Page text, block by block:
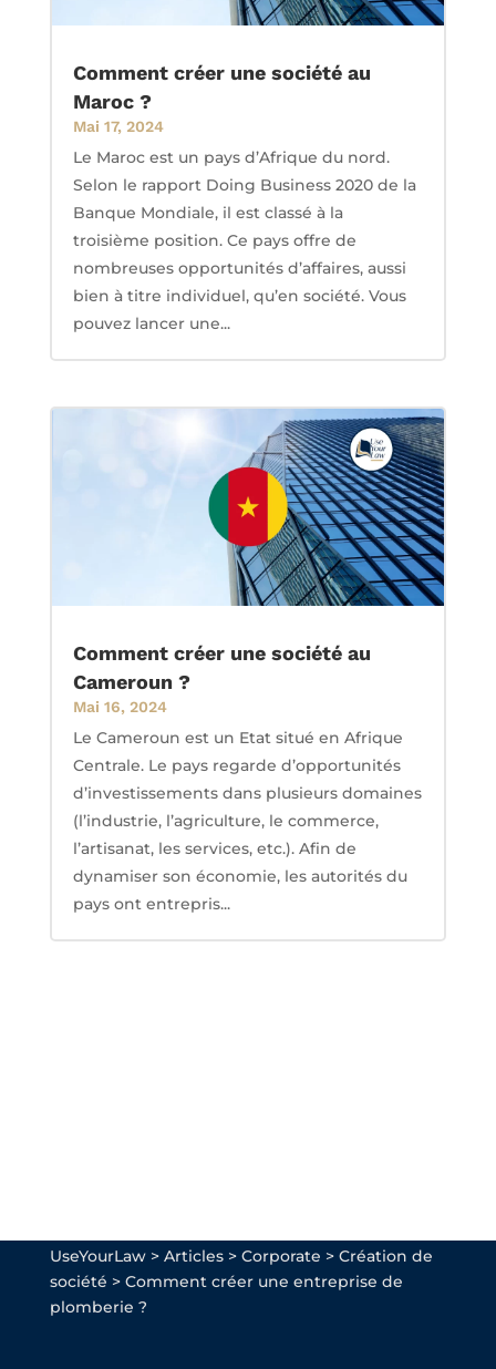
Comment créer une société au
Maroc ?
Mai 17, 2024
Le Maroc est un pays d’Afrique du nord.
Selon le rapport Doing Business 2020 de la
Banque Mondiale, il est classé à la
troisième position. Ce pays offre de
nombreuses opportunités d’affaires, aussi
bien à titre individuel, qu’en société. Vous
pouvez lancer une...
Comment créer une société au
Cameroun ?
Mai 16, 2024
Le Cameroun est un Etat situé en Afrique
Centrale. Le pays regarde d’opportunités
d’investissements dans plusieurs domaines
(l’industrie, l’agriculture, le commerce,
l’artisanat, les services, etc.). Afin de
dynamiser son économie, les autorités du
pays ont entrepris...
UseYourLaw> Articles> Corporate > Création de
société > Comment créer une entreprise de
plomberie ?